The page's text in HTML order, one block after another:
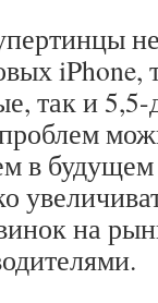
iPhone,
так и
в
на